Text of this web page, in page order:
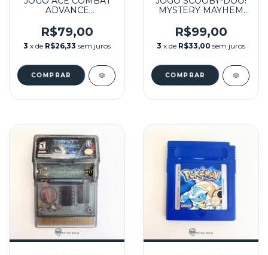
ADVANCE
R$79,00
3 x de R$26,33 sem juros
MYSTERY MAYHEM
R$99,00
3 x de R$33,00 sem juros